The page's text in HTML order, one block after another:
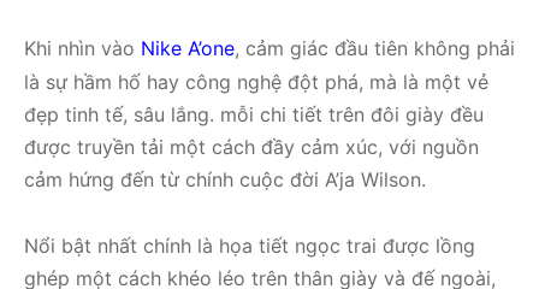
Khi nhìn vào Nike A’one, cảm giác đầu tiên không phải
là sự hầm hố hay công nghệ đột phá, mà là một vẻ
đẹp tinh tế, sâu lắng. mỗi chi tiết trên đôi giày đều
được truyền tải một cách đầy cảm xúc, với nguồn
cảm hứng đến từ chính cuộc đời A’ja Wilson.
Nổi bật nhất chính là họa tiết ngọc trai được lồng
ghép một cách khéo léo trên thân giày và đế ngoài,